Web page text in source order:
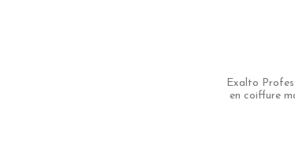
Exalto
en coiffure